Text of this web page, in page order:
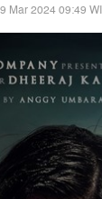
Mar 2024 09:49